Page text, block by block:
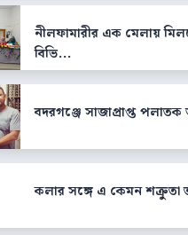
নীলফামারীর এক মেলায়
বিভি...
বদরগঞ্জে সাজাপ্রাপ্ত
কলার সঙ্গে এ কেমন শক্রুতা